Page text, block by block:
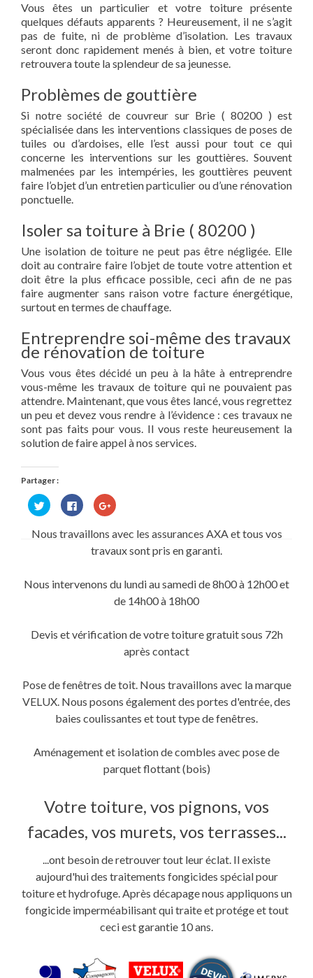
Vous êtes un particulier et votre toiture présente
quelques défauts apparents ? Heureusement, il ne s’agit
pas de fuite, ni de problème d’isolation. Les travaux
seront donc rapidement menés à bien, et votre toiture
retrouvera toute la splendeur de sa jeunesse.
Problèmes de gouttière
Si notre société de couvreur sur Brie ( 80200 ) est
spécialisée dans les interventions classiques de poses de
tuiles ou d’ardoises, elle l’est aussi pour tout ce qui
concerne les interventions sur les gouttières. Souvent
malmenées par les intempéries, les gouttières peuvent
faire l’objet d’un entretien particulier ou d’une rénovation
ponctuelle.
Isoler sa toiture à Brie ( 80200 )
Une isolation de toiture ne peut pas être négligée. Elle
doit au contraire faire l’objet de toute votre attention et
doit être la plus efficace possible, ceci afin de ne pas
faire augmenter sans raison votre facture énergétique,
surtout en termes de chauffage.
Entreprendre soi-même des travaux
de rénovation de toiture
Vous vous êtes décidé un peu à la hâte à entreprendre
vous-même les travaux de toiture qui ne pouvaient pas
attendre. Maintenant, que vous êtes lancé, vous regrettez
un peu et devez vous rendre à l’évidence : ces travaux ne
sont pas faits pour vous. Il vous reste heureusement la
solution de faire appel à nos services.
Partager :
Cliquez
pour
partager
Twitter(ouvre
Cliquez
pour
partager
sur
Facebook(ouvre
dans
une
Cliquez
pour
Google+
dans
fenêtre)
Nous travaillons avec les assurances AXA et tous vos
travaux sont pris en garanti.
Nous intervenons du lundi au samedi de 8h00 à 12h00 et
de 14h00 à 18h00
Devis et vérification de votre toiture gratuit sous 72h
après contact
Pose de fenêtres de toit. Nous travaillons avec la marque
VELUX. Nous posons également des portes d'entrée, des
baies coulissantes et tout type de fenêtres.
Aménagement et isolation de combles avec pose de
parquet flottant (bois)
Votre toiture, vos pignons, vos
facades, vos murets, vos terrasses...
...ont besoin de retrouver tout leur éclat. Il existe
aujourd'hui des traitements fongicides spécial pour
toiture et hydrofuge. Après décapage nous appliquons un
fongicide imperméabilisant qui traite et protége et tout
ceci est garantie 10 ans.